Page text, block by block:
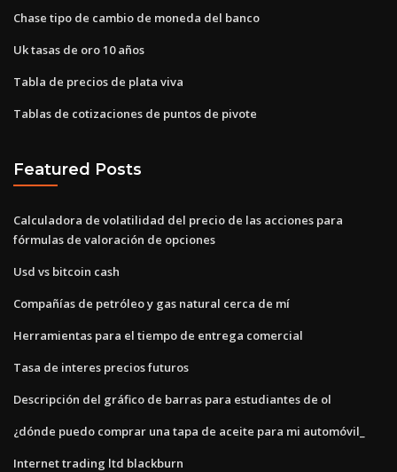
Chase tipo de cambio de moneda del banco
Uk tasas de oro 10 años
Tabla de precios de plata viva
Tablas de cotizaciones de puntos de pivote
Featured Posts
Calculadora de volatilidad del precio de las acciones para
fórmulas de valoración de opciones
Usd vs bitcoin cash
Compañías de petróleo y gas natural cerca de mí
Herramientas para el tiempo de entrega comercial
Tasa de interes precios futuros
Descripción del gráfico de barras para estudiantes de ol
¿dónde puedo comprar una tapa de aceite para mi automóvil_
Internet trading ltd blackburn